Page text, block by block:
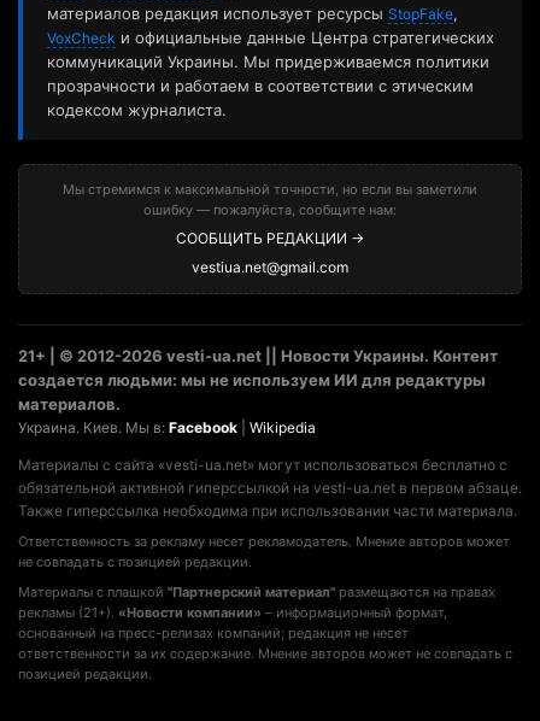
материалов редакция использует ресурсы StopFake,
VoxCheck и официальные данные Центра стратегических
коммуникаций Украины. Мы придерживаемся политики
прозрачности и работаем в соответствии с этическим
кодексом журналиста.
Мы стремимся к максимальной точности, но если вы заметили
ошибку — пожалуйста, сообщите нам:
СООБЩИТЬ РЕДАКЦИИ →
vestiua.net@gmail.com
21+ | © 2012-2026 vesti-ua.net || Новости Украины. Контент
создается людьми: мы не используем ИИ для редактуры
материалов.
Украина. Киев. Мы в: Facebook Wikipedia
Материалы с сайта «vesti-ua.net» могут использоваться бесплатно с
обязательной активной гиперссылкой на vesti-ua.net в первом абзаце.
Также гиперссылка необходима при использовании части материала.
Ответственность за рекламу несет рекламодатель. Мнение авторов может
не совпадать с позицией редакции.
Материалы с плашкой "Партнерский материал" размещаются на правах
рекламы (21+). «Новости компании» – информационный формат,
основанный на пресс-релизах компаний; редакция не несет
ответственности за их содержание. Мнение авторов может не совпадать с
позицией редакции.